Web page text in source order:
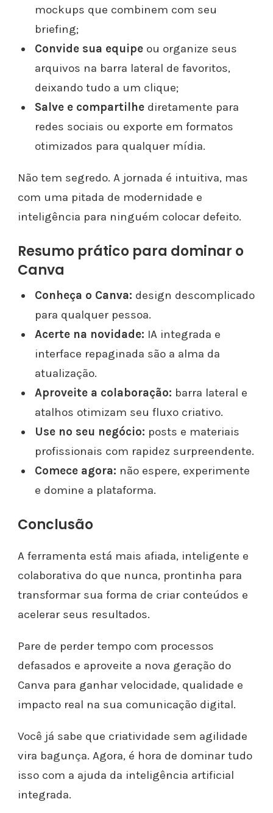
mockups que combinem com seu
briefing;
Convide sua equipeou organize seus
arquivos na barra lateral de favoritos,
deixando tudo a um clique;
Salve e compartilhediretamente para
redes sociais ou exporte em formatos
otimizados para qualquer mídia.
Não tem segredo. A jornada é intuitiva, mas
com uma pitada de modernidade e
inteligência para ninguém colocar defeito.
Resumo prático para dominar o
Canva
Conheça o Canva: design descomplicado
para qualquer pessoa.
Acerte na novidade: IA integrada e
interface repaginada são a alma da
atualização.
Aproveite a colaboração: barra lateral e
atalhos otimizam seu fluxo criativo.
Use no seu negócio: posts e materiais
profissionais com rapidez surpreendente.
Comece agora: não espere, experimente
e domine a plataforma.
Conclusão
A ferramenta está mais afiada, inteligente e
colaborativa do que nunca, prontinha para
transformar sua forma de criar conteúdos e
acelerar seus resultados.
Pare de perder tempo com processos
defasados e aproveite a nova geração do
Canva para ganhar velocidade, qualidade e
impacto real na sua comunicação digital.
Você já sabe que criatividade sem agilidade
vira bagunça. Agora, é hora de dominar tudo
isso com a ajuda da inteligência artificial
integrada.